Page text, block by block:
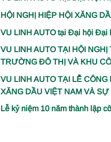
HỘI NGHỊ HIỆP HỘI XĂNG
VU LINH AUTO tại Đại hội Đại
VU LINH AUTO TẠI HỘI
TRƯỜNG ĐÔ THỊ VÀ KHU
VU LINH AUTO TẠI LỄ
XĂNG DẦU VIỆT NAM VÀ
Lễ kỷ niệm 10 năm thành lập